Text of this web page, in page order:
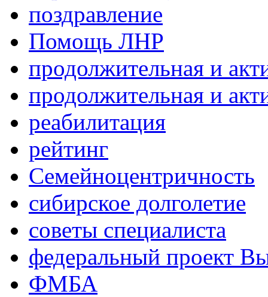
поздравление
Помощь ЛНР
продолжительная и
продолжительная и
реабилитация
рейтинг
Семейноцентричность
сибирское долголетие
советы специалиста
федеральный проект
ФМБА